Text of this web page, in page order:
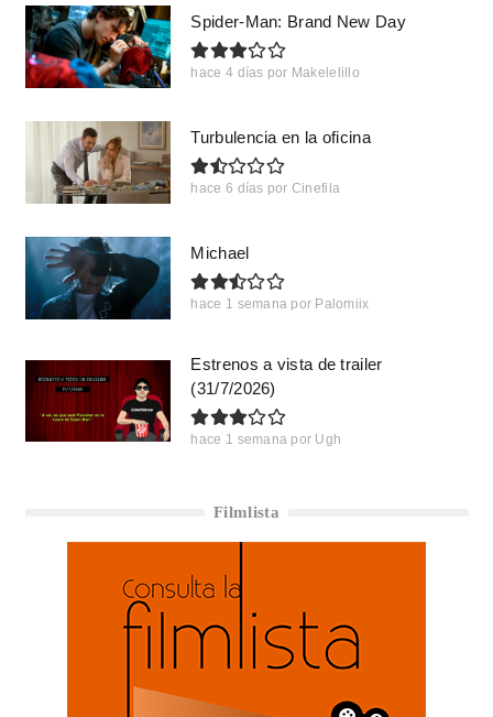
Spider-Man: Brand New Day
hace 4 días por Makelelillo
Turbulencia en la oficina
hace 6 días por Cinefila
Michael
hace 1 semana por Palomiix
Estrenos a vista de trailer
(31/7/2026)
hace 1 semana por Ugh
Filmlista